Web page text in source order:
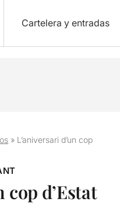
Cartelera y entradas
» L’aniversari d’un cop
cop d’Estat